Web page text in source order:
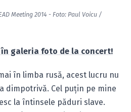
Meeting 2014 - Foto: Paul Voicu /
în galeria foto de la concert!
în limba rusă, acest lucru nu
dimpotrivă. Cel puţin pe mine
la întinsele păduri slave.